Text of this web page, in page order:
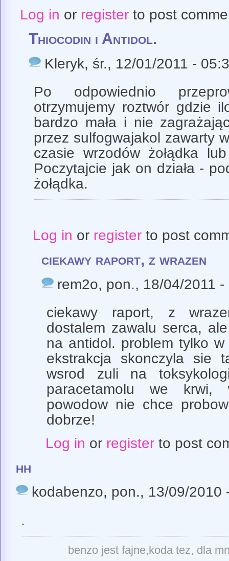
Log in or registerto post
Thiocodin i Antidol.
Kleryk, śr., 12/01/2011 -
Po odpowiednio
otrzymujemy roztwór gdzie
bardzo mała i nie
przez sulfogwajakol zawarty
czasie wrzodów żołądka
Poczytajcie jak on działa -
żołądka.
Log in or registerto post
ciekawy raport, z wrazen
rem2o, pon., 18/04/2011 -
ciekawy raport, z
dostalem zawalu serca,
na antidol. problem tylko
ekstrakcja skonczyla sie
wsrod zuli na
paracetamolu we krwi,
powodow nie chce
dobrze!
Log in or registerto post
hh
kodabenzo, pon., 13/09/2010
.
benzo jest fajne,koda tez, dla